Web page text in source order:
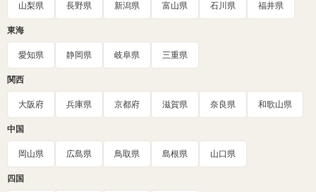
山梨県 長野県 新潟県 富山県 石川県 福井県
東海
愛知県 静岡県 岐阜県 三重県
関西
大阪府 兵庫県 京都府 滋賀県 奈良県 和歌山県
中国
岡山県 広島県 鳥取県 島根県 山口県
四国